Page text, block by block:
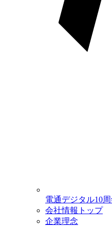
電通デジタル10
会社情報トップ
企業理念